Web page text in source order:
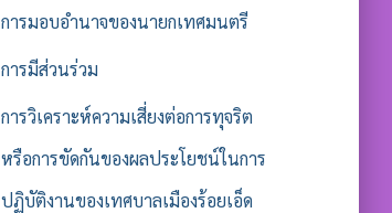
การมอบอำนาจของนายกเทศมนตรี
การมีส่วนร่วม
การวิเคราะห์ความเสี่ยงต่อการทุจริต
หรือการขัดกันของผลประโยชน์ในการ
ปฏิบัติงานของเทศบาลเมืองร้อยเอ็ด